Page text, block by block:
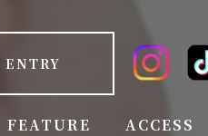
ENTRY
FEATURE ACCESS